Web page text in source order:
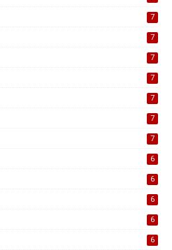
7
7
7
7
7
7
7
6
6
6
6
6